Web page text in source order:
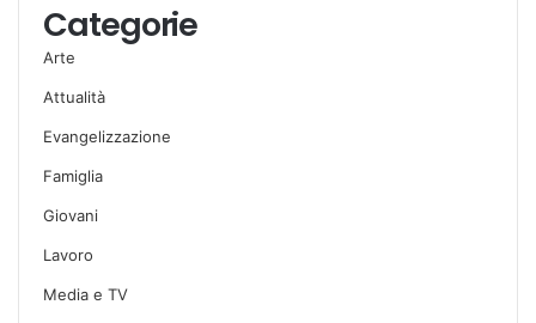
Categorie
Arte
Attualità
Evangelizzazione
Famiglia
Giovani
Lavoro
Media e TV